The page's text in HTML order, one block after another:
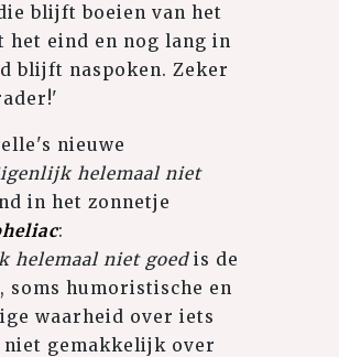
blijft boeien van het
het eind en nog lang in
blijft naspoken. Zeker
nieuwe
helemaal niet
in het zonnetje
:
helemaal niet goedis de
humoristische en
waarheid over iets
niet gemakkelijk over